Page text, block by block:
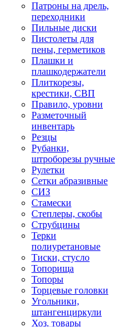
Патроны на дрель,
переходники
Пильные диски
Пистолеты для
пены, герметиков
Плашки и
плашкодержатели
Плиткорезы,
крестики, СВП
Правило, уровни
Разметочный
инвентарь
Резцы
Рубанки,
штроборезы ручные
Рулетки
Сетки абразивные
СИЗ
Стамески
Степлеры, скобы
Струбцины
Терки
полиуретановые
Тиски, стусло
Топорища
Топоры
Торцевые головки
Угольники,
штангенциркули
Хоз. товары